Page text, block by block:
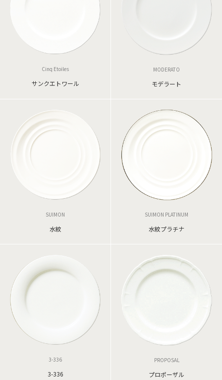
Cinq Etoiles
サンクエトワール
MODERATO
モデラート
SUIMON
水紋
SUIMON PLATINUM
水紋プラチナ
3-336
3-336
PROPOSAL
プロポーザル